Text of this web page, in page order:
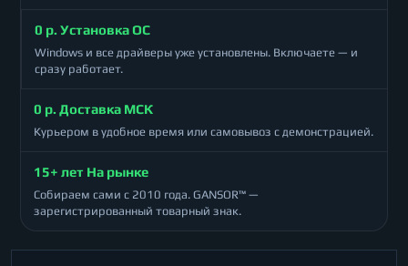
0 р. Установка ОС
Windows и все драйверы уже установлены. Включаете — и
сразу работает.
0 р. Доставка МСК
Курьером в удобное время или самовывоз с демонстрацией.
15+ лет На рынке
Собираем сами с 2010 года. GANSOR™ —
зарегистрированный товарный знак.